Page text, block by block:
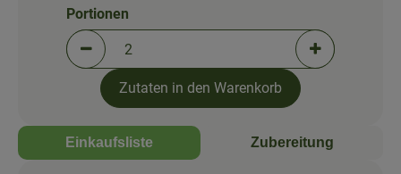
Portionen verringern (aktuell 2 Portionen
Portionen
Portionen
Zutaten in den Warenkorb
Einkaufsliste Zubereitung